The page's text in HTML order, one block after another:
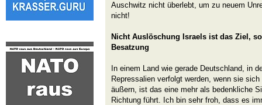
Auschwitz nicht überlebt, um zu neuem
nicht!
Nicht Auslöschung Israels ist das Ziel,
Besatzung
In einem Land wie gerade Deutschland, in
Repressalien verfolgt werden, wenn sie
äußern, ist das eine mehr als bedenkliche
Richtung führt. Ich bin sehr froh, dass es